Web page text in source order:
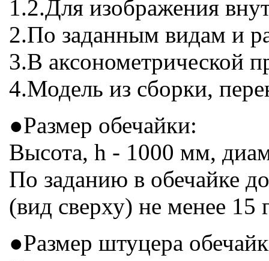
1.2.Для изображения
2.По заданным видам и
3.В аксонометрической
4.Модель из сборки,
●Размер обечайки:
Высота, h - 1000 мм,
По заданию в обечайке
(вид сверху) не менее 15
●Размер штуцера